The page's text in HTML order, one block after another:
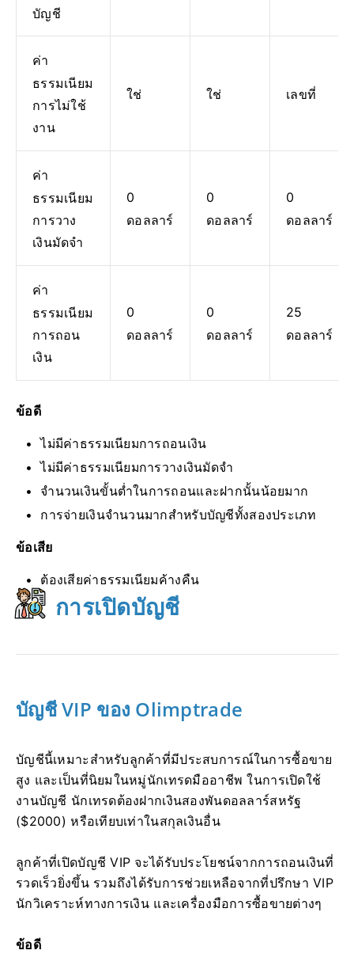
บัญชี
ค่า
ธรรมเนียม
การไม่ใช้
งาน
ใช่ ใช่ เลขที่
ค่า
ธรรมเนียม
การวาง
เงินมัดจำ
0
ดอลลาร์
0
ดอลลาร์
0
ดอลลาร์
ค่า
ธรรมเนียม
การถอน
เงิน
0
ดอลลาร์
0
ดอลลาร์
25
ดอลลาร์
ข้อดี
ไม่มีค่าธรรมเนียมการถอนเงิน
ไม่มีค่าธรรมเนียมการวางเงินมัดจำ
จำนวนเงินขั้นต่ำในการถอนและฝากนั้นน้อยมาก
การจ่ายเงินจำนวนมากสำหรับบัญชีทั้งสองประเภท
ข้อเสีย
ต้องเสียค่าธรรมเนียมค้างคืน
การเปิดบัญชี
บัญชี VIP ของ Olimptrade
บัญชีนี้เหมาะสำหรับลูกค้าที่มีประสบการณ์ในการซื้อขาย
สูง และเป็นที่นิยมในหมู่นักเทรดมืออาชีพ ในการเปิดใช้
งานบัญชี นักเทรดต้องฝากเงินสองพันดอลลาร์สหรัฐ
($2000) หรือเทียบเท่าในสกุลเงินอื่น
ลูกค้าที่เปิดบัญชี VIP จะได้รับประโยชน์จากการถอนเงินที่
รวดเร็วยิ่งขึ้น รวมถึงได้รับการช่วยเหลือจากที่ปรึกษา VIP
นักวิเคราะห์ทางการเงิน และเครื่องมือการซื้อขายต่างๆ
ข้อดี